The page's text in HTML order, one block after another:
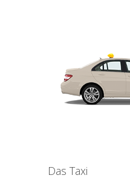
Das Taxi